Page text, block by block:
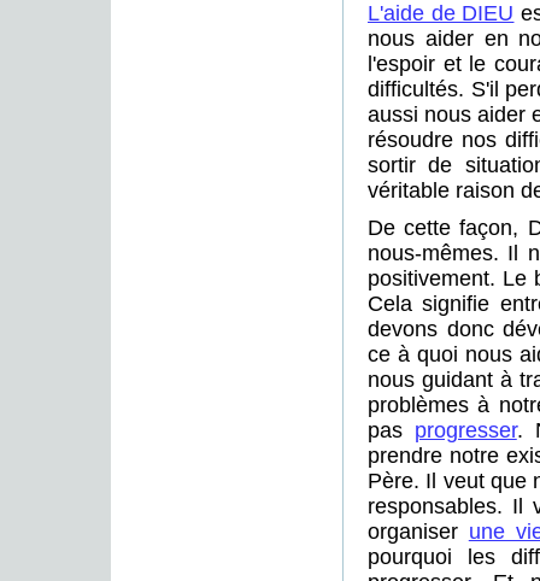
L'aide de DIEU
nous aider en
l'espoir et le
difficultés. S'il
aussi nous aider
résoudre nos
sortir de
véritable raison
De cette façon,
nous-mêmes. Il
positivement. Le
Cela signifie
devons donc
ce à quoi nous
nous guidant à
problèmes à
pas progresser.
prendre notre
Père. Il veut que
responsables. Il
organiser une
pourquoi les